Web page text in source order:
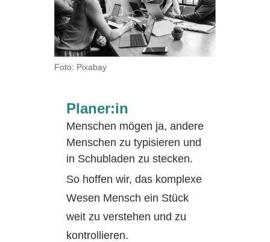
Foto: Pixabay
Planer:in
Menschen mögen ja, andere
Menschen zu typisieren und
in Schubladen zu stecken.
So hoffen wir, das komplexe
Wesen Mensch ein Stück
weit zu verstehen und zu
kontrollieren.